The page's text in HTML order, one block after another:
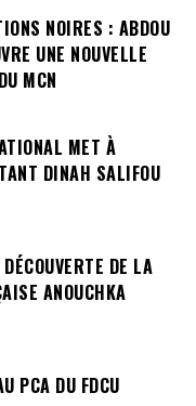
NOIRES : ABDOU
UNE NOUVELLE
MCN
MET À
DINAH SALIFOU
DE LA
ANOUCHKA
PCA DU FDCU